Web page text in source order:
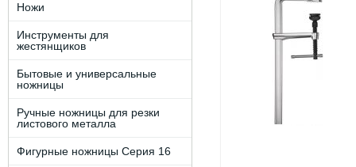
Ножи
Инструменты для
жестянщиков
Бытовые и универсальные
ножницы
Ручные ножницы для резки
листового металла
Фигурные ножницы Серия 16